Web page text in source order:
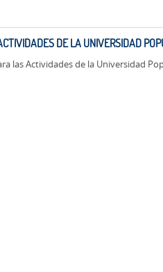
DE LA UNIVERSIDAD
las Actividades de la Universidad